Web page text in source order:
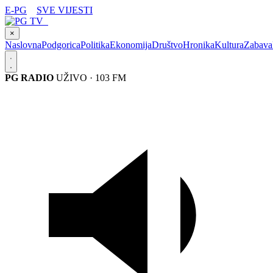
E-PG SVE VIJESTI
×
NaslovnaPodgoricaPolitikaEkonomijaDruštvoHronikaKulturaZabava
PG RADIO UŽIVO · 103 FM